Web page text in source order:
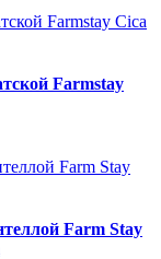
Farmstay
Farm Stay